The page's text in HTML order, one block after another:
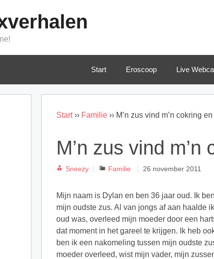
Start Eroscoop Live
Start›› Familie ›› M’n zus vind m’n cokring
M’n zus vind
Sneezy Categorieën
Familie 26 november 2011
Mijn naam is Dylan en ben 36 jaar oud. Ik
mijn oudste zus. Al van jongs af aan haalde
oud was, overleed mijn moeder door een
dat moment in het gareel te krijgen. Ik heb
ben ik een nakomeling tussen mijn oudste
moeder overleed, wist mijn vader, mijn